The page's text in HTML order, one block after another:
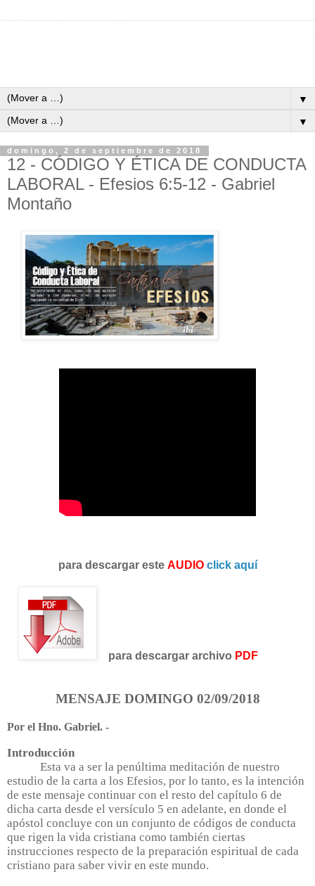
▼
▼
domingo, 2 de septiembre de 2018
12 - CÓDIGO Y ÉTICA DE CONDUCTA
LABORAL - Efesios 6:5-12 - Gabriel
Montaño
para descargar este AUDIO click aquí
para descargar archivo PDF
MENSAJE DOMINGO 02/09/2018
Por el Hno. Gabriel. -
Introducción
Esta va a ser la penúltima meditación de nuestro
estudio de la carta a los Efesios, por lo tanto, es la intención
de este mensaje continuar con el resto del capítulo 6 de
dicha carta desde el versículo 5 en adelante, en donde el
apóstol concluye con un conjunto de códigos de conducta
que rigen la vida cristiana como también ciertas
instrucciones respecto de la preparación espiritual de cada
cristiano para saber vivir en este mundo.